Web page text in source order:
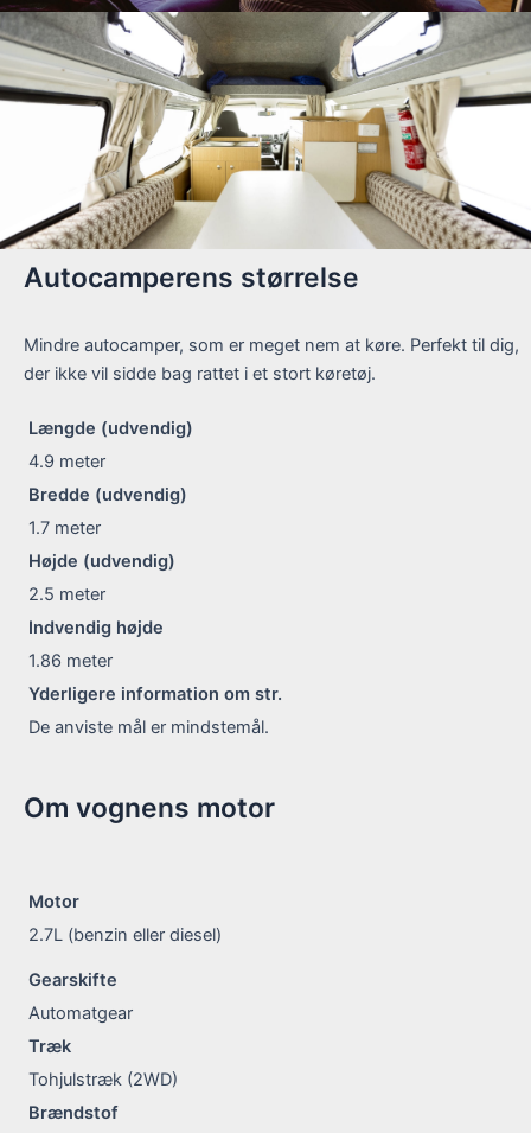
Autocamperens størrelse
Mindre autocamper, som er meget nem at køre. Perfekt til dig,
der ikke vil sidde bag rattet i et stort køretøj.
Længde (udvendig)
4.9 meter
Bredde (udvendig)
1.7 meter
Højde (udvendig)
2.5 meter
Indvendig højde
1.86 meter
Yderligere information om str.
De anviste mål er mindstemål.
Om vognens motor
Motor
2.7L (benzin eller diesel)
Gearskifte
Automatgear
Træk
Tohjulstræk (2WD)
Brændstof